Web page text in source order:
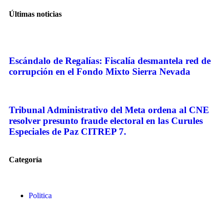
Últimas noticias
Escándalo de Regalías: Fiscalía desmantela red de
corrupción en el Fondo Mixto Sierra Nevada
Tribunal Administrativo del Meta ordena al CNE
resolver presunto fraude electoral en las Curules
Especiales de Paz CITREP 7.
Categoría
Politica